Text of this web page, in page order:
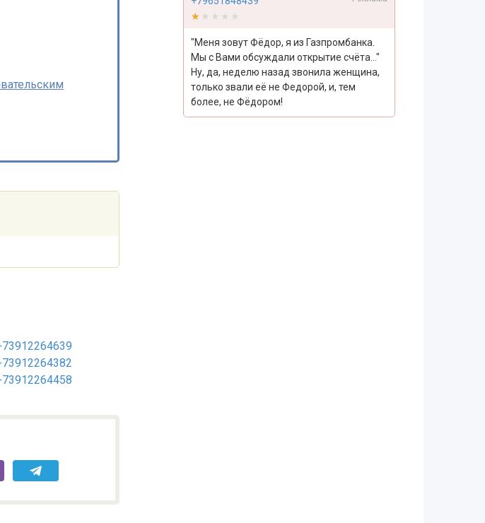
★★★★★
★★★★★
"Меня зовут Фёдор, я из Газпромбанка.
Мы с Вами обсуждали открытие счёта..."
Ну, да, неделю назад звонила женщина,
только звали её не Федорой, и, тем
более, не Фёдором!